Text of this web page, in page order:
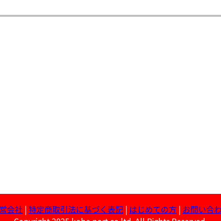
会社 特定商取引法に基づく表記 はじめての方
お問い合